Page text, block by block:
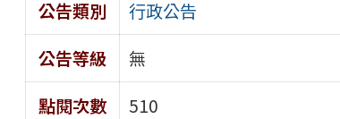
公告類別
行政公告
公告等級
無
點閱次數
510